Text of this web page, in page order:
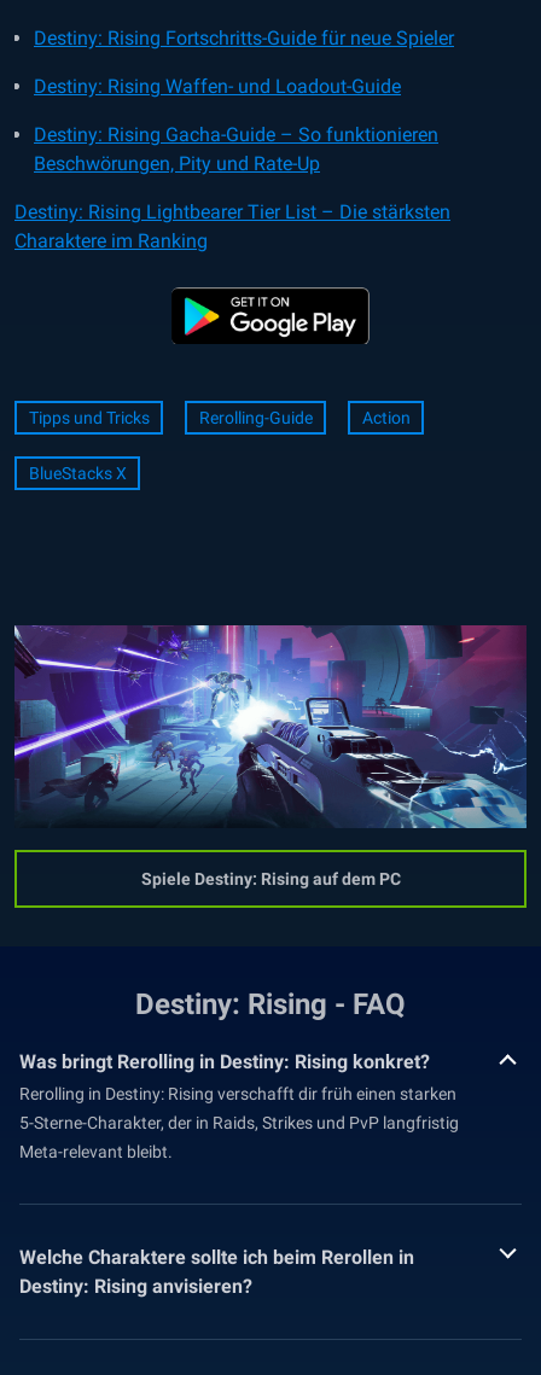
Destiny: Rising Fortschritts-Guide für neue Spieler
Destiny: Rising Waffen- und Loadout-Guide
Destiny: Rising Gacha-Guide – So funktionieren
Beschwörungen, Pity und Rate-Up
Destiny: Rising Lightbearer Tier List – Die stärksten
Charaktere im Ranking
Tipps und Tricks Rerolling-Guide Action
BlueStacks X
Spiele Destiny: Rising auf dem PC
Destiny: Rising - FAQ
Was bringt Rerolling in Destiny: Rising konkret?
Rerolling in Destiny: Rising verschafft dir früh einen starken
5-Sterne-Charakter, der in Raids, Strikes und PvP langfristig
Meta-relevant bleibt.
Welche Charaktere sollte ich beim Rerollen in
Destiny: Rising anvisieren?